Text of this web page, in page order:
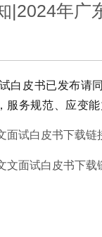
|2024年广
白皮书已发布请
服务规范、应变
面试白皮书下载链
文面试白皮书下载